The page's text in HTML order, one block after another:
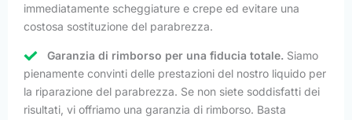
immediatamente scheggiature e crepe ed evitare una
costosa sostituzione del parabrezza.
Garanzia di rimborso per una fiducia totale. Siamo
pienamente convinti delle prestazioni del nostro liquido per
la riparazione del parabrezza. Se non siete soddisfatti dei
risultati, vi offriamo una garanzia di rimborso. Basta